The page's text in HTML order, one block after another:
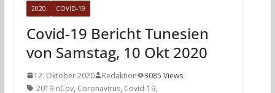
2020 COVID-19
Covid-19 Bericht Tunesien
von Samstag, 10 Okt 2020
12. Oktober 2020 Redaktion
3085 Views
2019-nCov, Coronavirus, Covid-19,